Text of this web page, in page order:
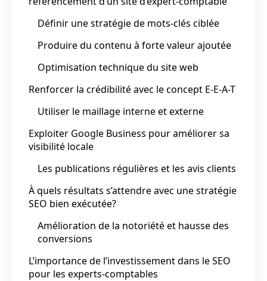
Définir une stratégie de mots-clés ciblée
Produire du contenu à forte valeur ajoutée
Optimisation technique du site web
Renforcer la crédibilité avec le concept E-E-A-T
Utiliser le maillage interne et externe
Exploiter Google Business pour améliorer sa
visibilité locale
Les publications régulières et les avis clients
À quels résultats s’attendre avec une stratégie
SEO bien exécutée?
Amélioration de la notoriété et hausse des
conversions
L’importance de l’investissement dans le SEO
pour les experts-comptables